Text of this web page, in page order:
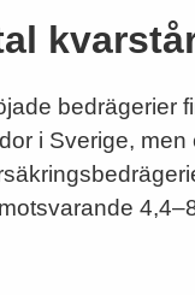
bedrägerier
i Sverige,